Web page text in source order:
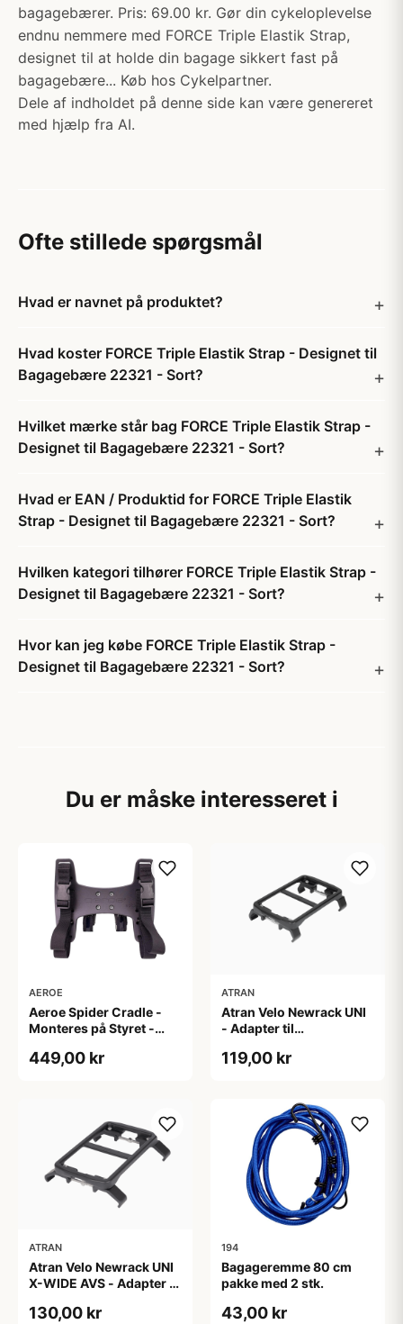
bagagebærer. Pris: 69.00 kr. Gør din cykeloplevelse
endnu nemmere med FORCE Triple Elastik Strap,
designet til at holde din bagage sikkert fast på
bagagebære... Køb hos Cykelpartner.
Dele af indholdet på denne side kan være genereret
med hjælp fra AI.
Ofte stillede spørgsmål
Hvad er navnet på produktet?
Hvad koster FORCE Triple Elastik Strap - Designet til
Bagagebære 22321 - Sort?
Hvilket mærke står bag FORCE Triple Elastik Strap -
Designet til Bagagebære 22321 - Sort?
Hvad er EAN / Produktid for FORCE Triple Elastik
Strap - Designet til Bagagebære 22321 - Sort?
Hvilken kategori tilhører FORCE Triple Elastik Strap -
Designet til Bagagebære 22321 - Sort?
Hvor kan jeg købe FORCE Triple Elastik Strap -
Designet til Bagagebære 22321 - Sort?
Du er måske interesseret i
AEROE
Aeroe Spider Cradle -
Monteres på Styret -
449,00 kr
ATRAN
Atran Velo Newrack UNI
- Adapter til
mm - Sort
119,00 kr
ATRAN
Atran Velo Newrack UNI
X-WIDE AVS - Adapter til
mm - Sort
130,00 kr
194
Bagageremme 80 cm
pakke med 2 stk.
43,00 kr